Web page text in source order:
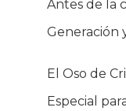
Antes de la
Generación
El Oso de
Especial